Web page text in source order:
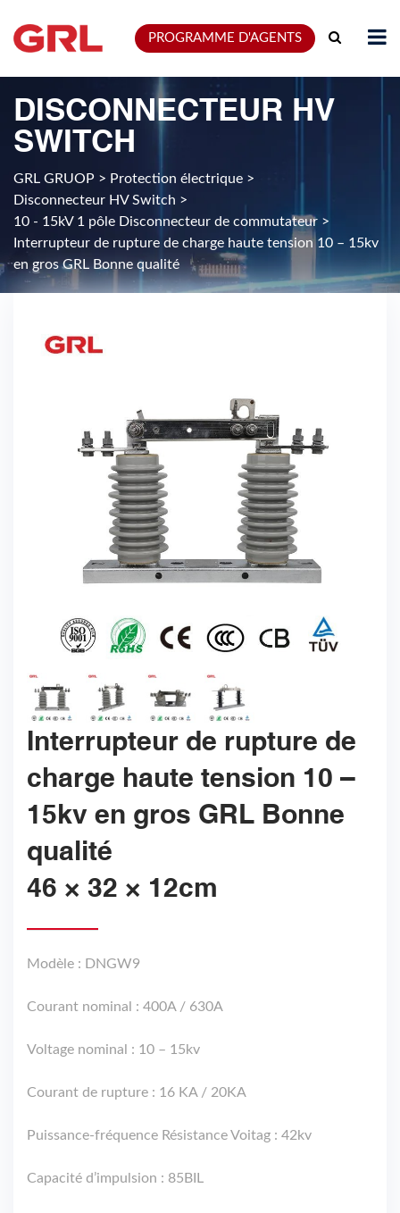
PROGRAMME D'AGENTS
DISCONNECTEUR HV
SWITCH
GRL GRUOP > Protection électrique >
Disconnecteur HV Switch >
10 - 15kV 1 pôle Disconnecteur de commutateur >
Interrupteur de rupture de charge haute tension 10 – 15kv
en gros GRL Bonne qualité
Interrupteur de rupture de
charge haute tension 10 –
15kv en gros GRL Bonne
qualité
46 × 32 × 12cm
Modèle : DNGW9
Courant nominal : 400A / 630A
Voltage nominal : 10 – 15kv
Courant de rupture : 16 KA / 20KA
Puissance-fréquence Résistance Voitag : 42kv
Capacité d’impulsion : 85BIL